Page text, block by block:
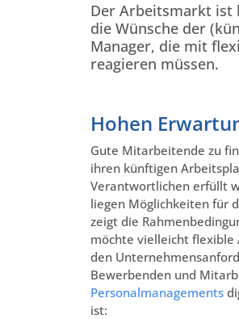
Der Arbeitsmarkt ist
die Wünsche der
Manager, die mit
reagieren müssen.
Hohen
Gute Mitarbeitende zu
ihren künftigen
Verantwortlichen erfüllt
liegen Möglichkeiten für
zeigt die
möchte vielleicht flexible
den
Bewerbenden und
Personalmanagements
ist: